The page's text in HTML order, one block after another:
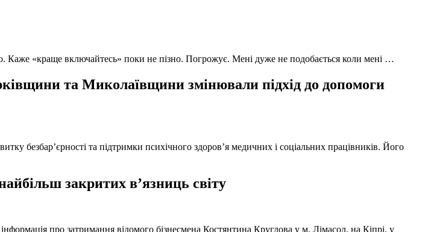
«краще включайтесь» поки не пізно. Погрожує. Мені дуже не подобається коли мені …
та Миколаївщини змінювали підхід до допомоги
безбар’єрності та підтримки психічного здоров’я медичних і соціальних працівників. Його
закритих в’язниць світу
про затримання відомого бізнесмена Костянтина Круглова у м. Лімасол, на Кіпрі, у